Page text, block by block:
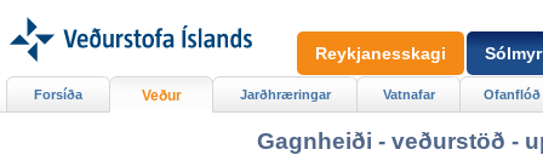
Gagnheiði - veðurstöð -
Forsíða Veður Jarðhræringar Vatnafar Ofanflóð
Reykjanesskagi